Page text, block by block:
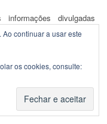
divulgadas
abaixo o trecho que
foi indicado por seu
Ambos são do PMDB.
em 2010 R$ 36 milhões
Estado no período. Em
continuar a usar este
os cookies, consulte: